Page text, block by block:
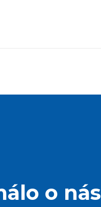
o nás